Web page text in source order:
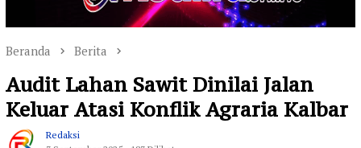
Beranda Berita
Audit Lahan Sawit Dinilai Jalan
Keluar Atasi Konflik Agraria Kalbar
Redaksi